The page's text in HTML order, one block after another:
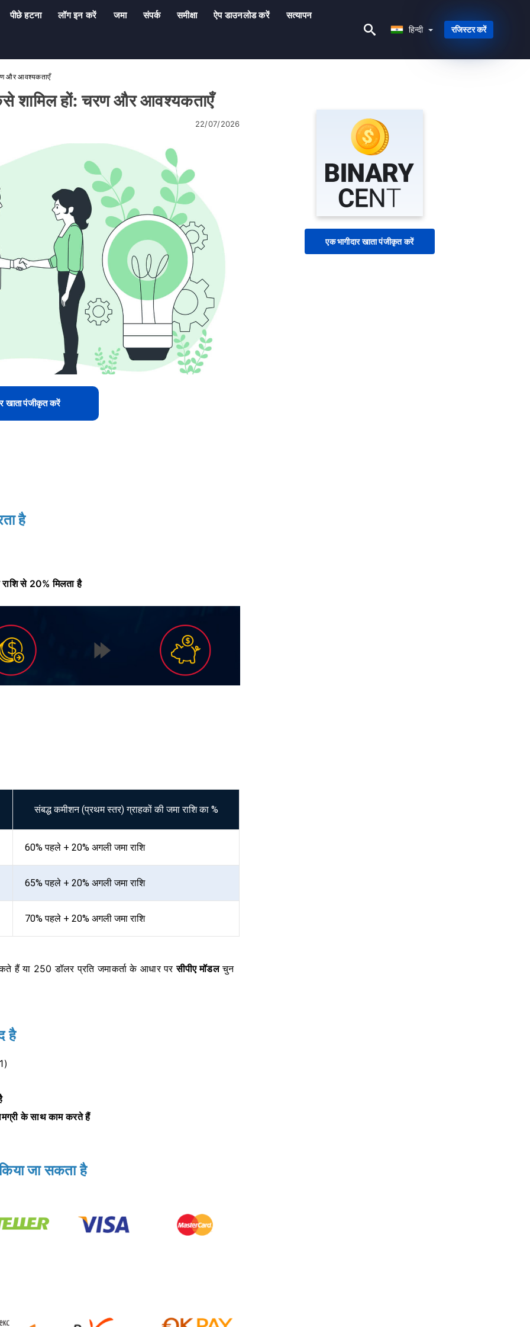
पीछे हटना लॉग इन करें जमा संपर्क समीक्षा ऐप डाउनलोड करें सत्यापन
हिन्दी रजिस्टर करें
और आवश्यकताएँ
शामिल हों: चरण और आवश्यकताएँ
22/07/2026
खाता पंजीकृत करें
है
से 20% मिलता है
संबद्ध कमीशन (प्रथम स्तर) ग्राहकों की जमा राशि का %
60% पहले + 20% अगली जमा राशि
65% पहले + 20% अगली जमा राशि
70% पहले + 20% अगली जमा राशि
हैं या 250 डॉलर प्रति जमाकर्ता के आधार परसीपीए मॉडलचुन
है
के साथ काम करते हैं
जा सकता है
एक भागीदार खाता पंजीकृत करें